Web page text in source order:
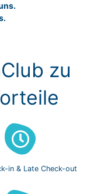
zu
in & Late Check-out